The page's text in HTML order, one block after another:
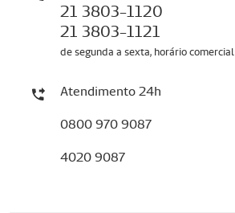
21 3803-1120
21 3803-1121
de segunda a sexta, horário comercial
Atendimento 24h
0800 970 9087
4020 9087